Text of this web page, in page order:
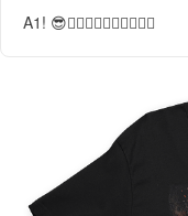
A1! 😎👍🏻👍🏻👍🏻👍🏻👍🏻